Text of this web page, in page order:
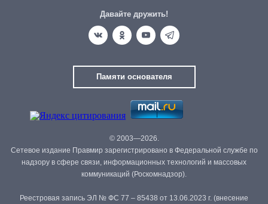
Давайте дружить!
Памяти основателя
© 2003—2026.
Сетевое издание Правмир зарегистрировано в Федеральной службе по
надзору в сфере связи, информационных технологий и массовых
коммуникаций (Роскомнадзор).
Реестровая запись ЭЛ № ФС 77 – 85438 от 13.06.2023 г. (внесение